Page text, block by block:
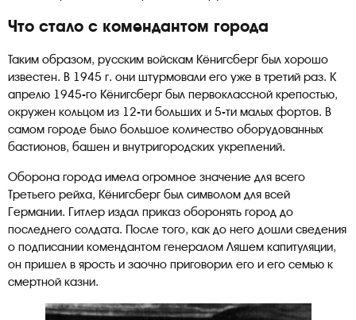
Что стало с комендантом города
Таким образом, русским войскам Кёнигсберг был хорошо
известен. В 1945 г. они штурмовали его уже в третий раз. К
апрелю 1945-го Кёнигсберг был первоклассной крепостью,
окружен кольцом из 12-ти больших и 5-ти малых фортов. В
самом городе было большое количество оборудованных
бастионов, башен и внутригородских укреплений.
Оборона города имела огромное значение для всего
Третьего рейха, Кёнигсберг был символом для всей
Германии. Гитлер издал приказ оборонять город до
последнего солдата. После того, как до него дошли сведения
о подписании комендантом генералом Ляшем капитуляции,
он пришел в ярость и заочно приговорил его и его семью к
смертной казни.